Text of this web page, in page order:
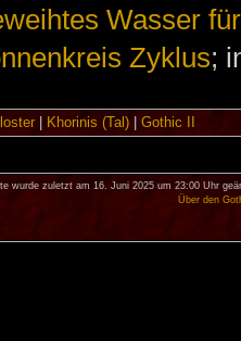
Wasser
Zyklus;
| Khorinis (Tal)| Gothic II
wurde zuletzt am 16. Juni 2025 um 23:00 Uhr
Über den